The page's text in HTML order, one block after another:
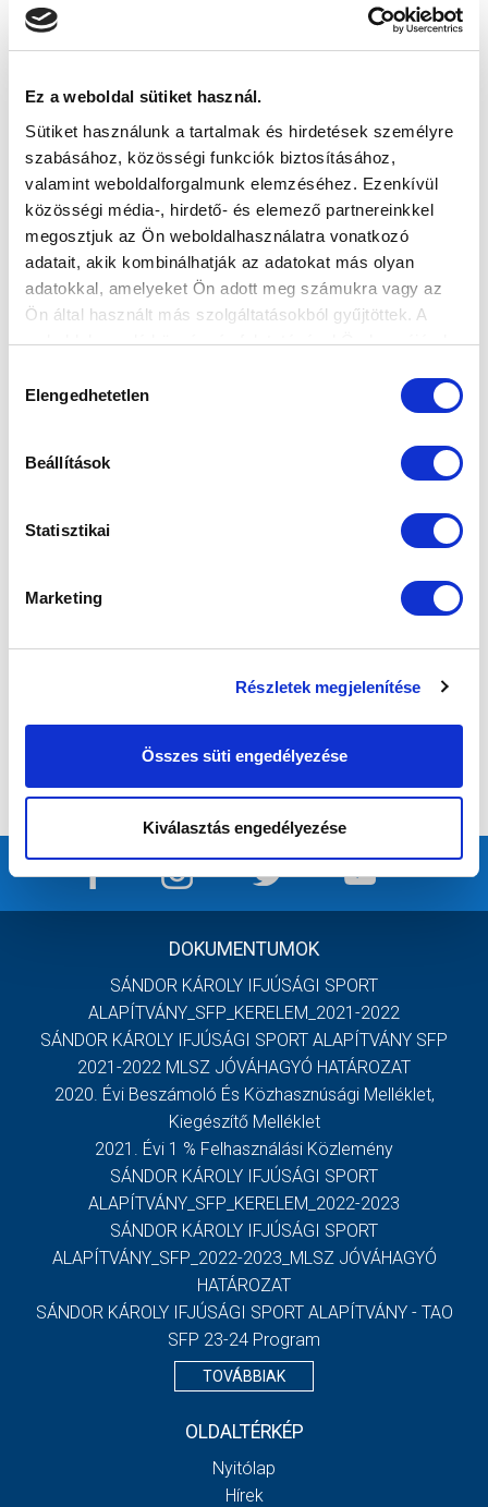
Ez a weboldal sütiket használ.
Sütiket használunk a tartalmak és hirdetések személyre
szabásához, közösségi funkciók biztosításához,
valamint weboldalforgalmunk elemzéséhez. Ezenkívül
közösségi média-, hirdető- és elemező partnereinkkel
megosztjuk az Ön weboldalhasználatra vonatkozó
adatait, akik kombinálhatják az adatokat más olyan
adatokkal, amelyeket Ön adott meg számukra vagy az
Ön által használt más szolgáltatásokból gyűjtöttek. A
weboldalon való böngészés folytatásával Ön hozzájárul a
kiválasztása
Elengedhetetlen
Beállítások
Statisztikai
Marketing
Részletek megjelenítése
Összes süti engedélyezése
Kiválasztás engedélyezése
DOKUMENTUMOK
SÁNDOR KÁROLY IFJÚSÁGI SPORT
ALAPÍTVÁNY_SFP_KERELEM_2021-2022
SÁNDOR KÁROLY IFJÚSÁGI SPORT ALAPÍTVÁNY SFP
2021-2022 MLSZ JÓVÁHAGYÓ HATÁROZAT
2020. Évi Beszámoló És Közhasznúsági Melléklet,
Kiegészítő Melléklet
2021. Évi 1 % Felhasználási Közlemény
SÁNDOR KÁROLY IFJÚSÁGI SPORT
ALAPÍTVÁNY_SFP_KERELEM_2022-2023
SÁNDOR KÁROLY IFJÚSÁGI SPORT
ALAPÍTVÁNY_SFP_2022-2023_MLSZ JÓVÁHAGYÓ
HATÁROZAT
SÁNDOR KÁROLY IFJÚSÁGI SPORT ALAPÍTVÁNY - TAO
SFP 23-24 Program
TOVÁBBIAK
OLDALTÉRKÉP
Nyitólap
Hírek